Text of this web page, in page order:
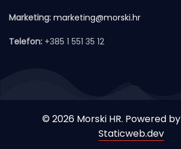
Marketing: marketing@morski.hr
Telefon: +385 1 551 35 12
© 2026 Morski HR. Powered by
Staticweb.dev